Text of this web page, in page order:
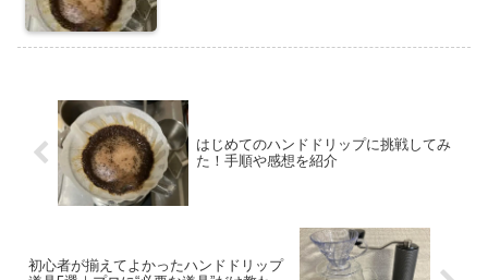
はじめてのハンドドリップに挑戦してみ
た！手順や感想を紹介
初心者が揃えてよかったハンドドリップ